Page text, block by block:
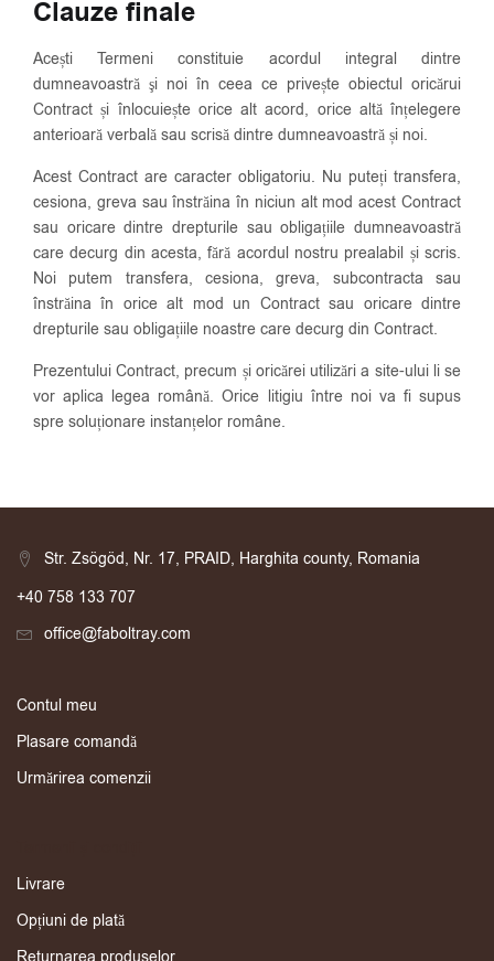
Clauze finale
Acești Termeni constituie acordul integral dintre
dumneavoastră şi noi în ceea ce privește obiectul oricărui
Contract și înlocuiește orice alt acord, orice altă înțelegere
anterioară verbală sau scrisă dintre dumneavoastră și noi.
Acest Contract are caracter obligatoriu. Nu puteți transfera,
cesiona, greva sau înstrăina în niciun alt mod acest Contract
sau oricare dintre drepturile sau obligațiile dumneavoastră
care decurg din acesta, fără acordul nostru prealabil și scris.
Noi putem transfera, cesiona, greva, subcontracta sau
înstrăina în orice alt mod un Contract sau oricare dintre
drepturile sau obligațiile noastre care decurg din Contract.
Prezentului Contract, precum și oricărei utilizări a site-ului li se
vor aplica legea română. Orice litigiu între noi va fi supus
spre soluționare instanțelor române.
Str. Zsögöd, Nr. 17, PRAID, Harghita county, Romania
+40 758 133 707
office@faboltray.com
Contul meu
Plasare comandă
Urmărirea comenzii
Livrare
Opțiuni de plată
Returnarea produselor